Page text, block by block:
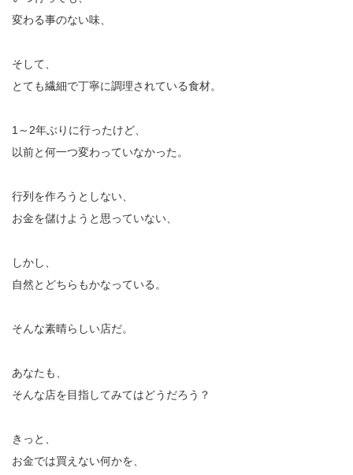
変わる事のない味、
そして、
とても繊細で丁寧に調理されている食材。
1～2年ぶりに行ったけど、
以前と何一つ変わっていなかった。
行列を作ろうとしない、
お金を儲けようと思っていない、
しかし、
自然とどちらもかなっている。
そんな素晴らしい店だ。
あなたも、
そんな店を目指してみてはどうだろう？
きっと、
お金では買えない何かを、